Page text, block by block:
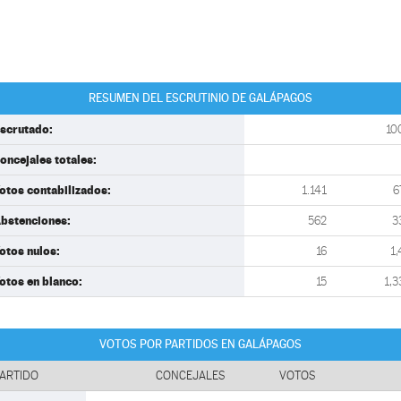
RESUMEN DEL ESCRUTINIO DE GALÁPAGOS
totales:
contabilizados: 1.141
562
nulos: 16
en blanco: 15
VOTOS POR PARTIDOS EN GALÁPAGOS
CONCEJALES VOTOS